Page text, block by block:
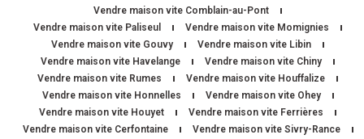
Vendre maison vite Comblain-au-Pont
Vendre maison vite Paliseul
Vendre maison vite Momignies
Vendre maison vite Gouvy
Vendre maison vite Libin
Vendre maison vite Havelange
Vendre maison vite Chiny
Vendre maison vite Rumes
Vendre maison vite Houffalize
Vendre maison vite Honnelles
Vendre maison vite Ohey
Vendre maison vite Houyet
Vendre maison vite Ferrières
Vendre maison vite Cerfontaine
Vendre maison vite Sivry-Rance